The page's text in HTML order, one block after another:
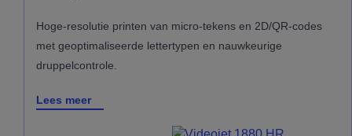
Hoge-resolutie printen van micro-tekens en 2D/QR-codes
met geoptimaliseerde lettertypen en nauwkeurige
druppelcontrole.
Lees meer